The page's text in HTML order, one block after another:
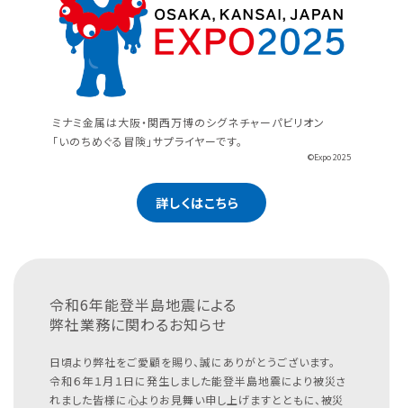
ミナミ金属は大阪・関西万博のシグネチャーパビリオン
「いのちめぐる冒険」サプライヤーです。
©Expo 2025
詳しくはこちら
令和6年能登半島地震による
弊社業務に関わるお知らせ
日頃より弊社をご愛顧を賜り、誠にありがとうございます。
令和６年１月１日に発生しました能登半島地震により被災さ
れました皆様に心よりお見舞い申し上げますとともに、被災